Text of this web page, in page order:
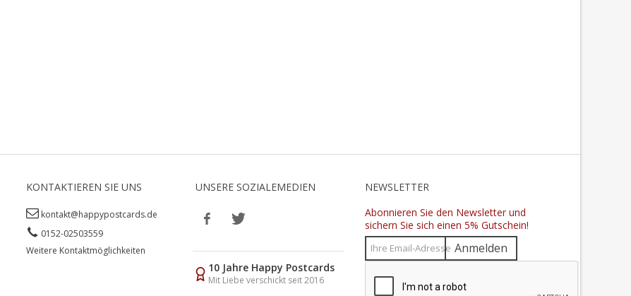
KONTAKTIEREN SIE UNS
kontakt@happypostcards.de
0152-02503559
Weitere Kontaktmöglichkeiten
UNSERE SOZIALEMEDIEN
10 Jahre Happy Postcards
Mit Liebe verschickt seit 2016
NEWSLETTER
Abonnieren Sie den Newsletter und
sichern Sie sich einen 5% Gutschein!
Anmelden